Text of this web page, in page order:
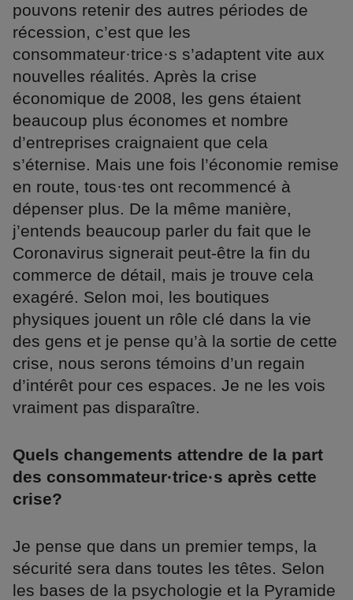
pouvons retenir des autres périodes de
récession, c’est que les
consommateur·trice·s s’adaptent vite aux
nouvelles réalités. Après la crise
économique de 2008, les gens étaient
beaucoup plus économes et nombre
d’entreprises craignaient que cela
s’éternise. Mais une fois l’économie remise
en route, tous·tes ont recommencé à
dépenser plus. De la même manière,
j’entends beaucoup parler du fait que le
Coronavirus signerait peut-être la fin du
commerce de détail, mais je trouve cela
exagéré. Selon moi, les boutiques
physiques jouent un rôle clé dans la vie
des gens et je pense qu’à la sortie de cette
crise, nous serons témoins d’un regain
d’intérêt pour ces espaces. Je ne les vois
vraiment pas disparaître.
Quels changements attendre de la part
des consommateur·trice·s après cette
crise?
Je pense que dans un premier temps, la
sécurité sera dans toutes les têtes. Selon
les bases de la psychologie et la Pyramide